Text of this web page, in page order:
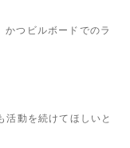
かつビルボードでのラ
活動を続けてほしいと